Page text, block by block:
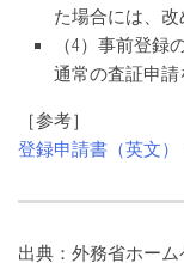
た場合には、改
（4）事前登録
通常の査証申請
［参考］
登録申請書（英文）
出典：外務省ホーム